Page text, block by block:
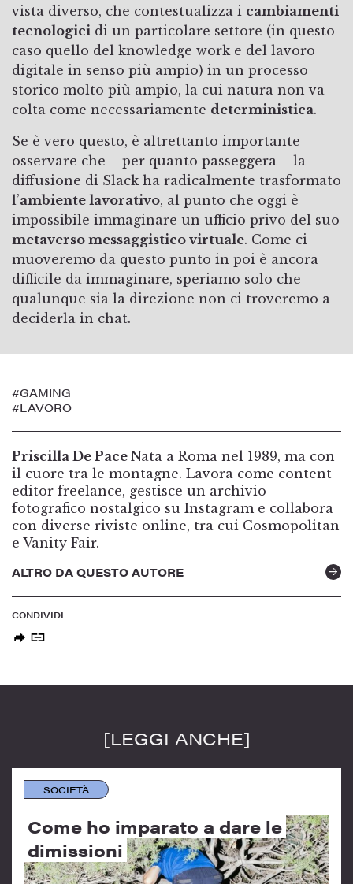
vista diverso, che contestualizza i cambiamenti
tecnologici di un particolare settore (in questo
caso quello del knowledge work e del lavoro
digitale in senso più ampio) in un processo
storico molto più ampio, la cui natura non va
colta come necessariamente deterministica.
Se è vero questo, è altrettanto importante
osservare che – per quanto passeggera – la
diffusione di Slack ha radicalmente trasformato
l’ambiente lavorativo, al punto che oggi è
impossibile immaginare un ufficio privo del suo
metaverso messaggistico virtuale. Come ci
muoveremo da questo punto in poi è ancora
difficile da immaginare, speriamo solo che
qualunque sia la direzione non ci troveremo a
deciderla in chat.
#GAMING
#LAVORO
Priscilla De Pace Nata a Roma nel 1989, ma con
il cuore tra le montagne. Lavora come content
editor freelance, gestisce un archivio
fotografico nostalgico su Instagram e collabora
con diverse riviste online, tra cui Cosmopolitan
e Vanity Fair.
ALTRO DA QUESTO AUTORE
CONDIVIDI
[LEGGI ANCHE]
SOCIETÀ
Come ho imparato a dare le
dimissioni